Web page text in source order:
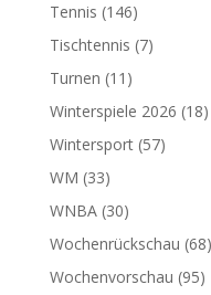
Tennis (146)
Tischtennis (7)
Turnen (11)
Winterspiele 2026 (18)
Wintersport(57)
WM (33)
WNBA(30)
Wochenrückschau (68)
Wochenvorschau (95)